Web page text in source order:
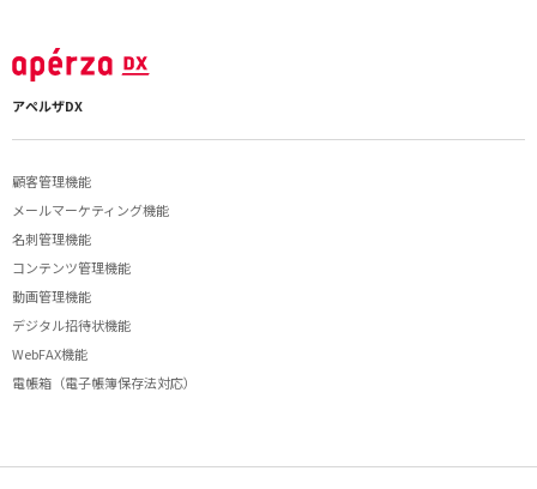
アペルザDX
顧客管理機能
メールマーケティング機能
名刺管理機能
コンテンツ管理機能
動画管理機能
デジタル招待状機能
WebFAX機能
電帳箱（電子帳簿保存法対応）